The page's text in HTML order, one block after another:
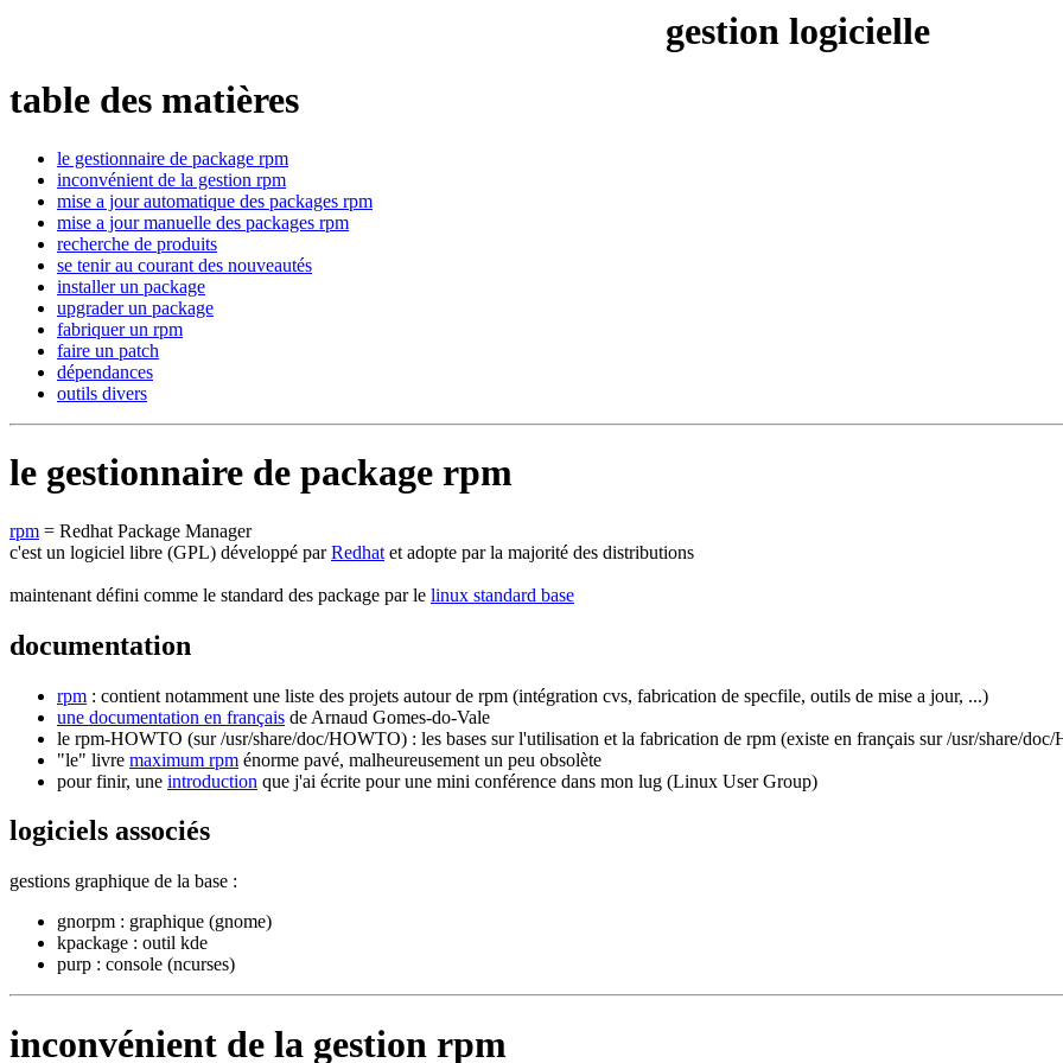
gestion logicielle
table des matières
le gestionnaire de package rpm
inconvénient de la gestion rpm
mise a jour automatique des packages rpm
mise a jour manuelle des packages rpm
recherche de produits
se tenir au courant des nouveautés
installer un package
upgrader un package
fabriquer un rpm
faire un patch
dépendances
outils divers
le gestionnaire de package rpm
rpm = Redhat Package Manager
c'est un logiciel libre (GPL) développé parRedhat et adopte par la majorité des distributions
maintenant défini comme le standard des package par le linux standard base
documentation
rpm : contient notamment une liste des projets autour de rpm (intégration cvs, fabrication de specfile, outils de mise a jour, ...)
une documentation en français de Arnaud Gomes-do-Vale
le rpm-HOWTO (sur /usr/share/doc/HOWTO) : les bases sur l'utilisation et la fabrication de rpm (existe en français sur /usr/share/
"le" livre maximum rpm énorme pavé, malheureusement un peu obsolète
pour finir, une introduction que j'ai écrite pour une mini conférence dans mon lug (Linux User Group)
logiciels associés
gestions graphique de la base :
gnorpm : graphique (gnome)
kpackage : outil kde
purp : console (ncurses)
inconvénient de la gestion rpm